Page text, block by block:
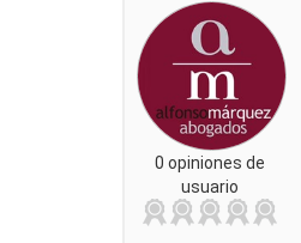
0 opiniones de
usuario